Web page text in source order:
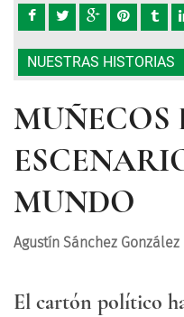
NUESTRAS HISTORIAS
MUÑECOS
MUNDO
Agustín Sánchez González
El cartón político